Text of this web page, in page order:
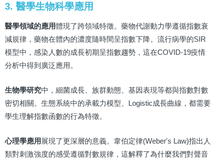
3. 醫學生物科學應用
醫學領域的應用體現了跨領域特徵。藥物代謝動力學遵循指數衰
減規律，藥物在體內的濃度隨時間呈指數下降。流行病學的SIR
模型中，感染人數的成長初期呈指數趨勢，這在COVID-19疫情
分析中得到廣泛應用。
生物學研究中，細菌成長、族群動態、基因表現等都與指數對數
密切相關。生態系統中的承載力模型、Logistic成長曲線，都需要
學生理解指數函數的行為特徵。
心理學應用展現了更深層的意義。韋伯定律(Weber's Law)指出人
類對刺激強度的感受遵循對數規律，這解釋了為什麼我們對聲音